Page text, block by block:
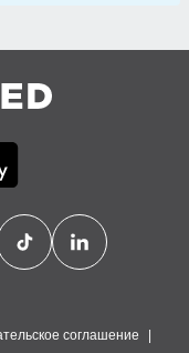
соглашение